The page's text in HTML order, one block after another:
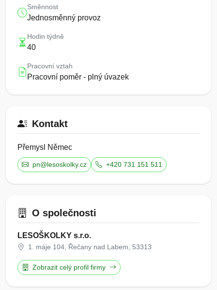
Směnnost
Jednosměnný provoz
Hodin týdně
40
Pracovní vztah
Pracovní poměr - plný úvazek
Kontakt
Přemysl Němec
pn@lesoskolky.cz +420 731 151 511
O společnosti
LESOŠKOLKY s.r.o.
1. máje 104, Řečany nad Labem, 53313
Zobrazit celý profil firmy